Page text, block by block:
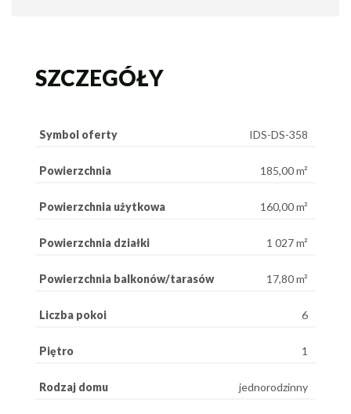
SZCZEGÓŁY
Symbol oferty IDS-DS-358
Powierzchnia 185,00 m²
Powierzchnia użytkowa 160,00 m²
Powierzchnia działki 1 027 m²
Powierzchnia balkonów/tarasów 17,80 m²
Liczba pokoi 6
Piętro 1
Rodzaj domu jednorodzinny